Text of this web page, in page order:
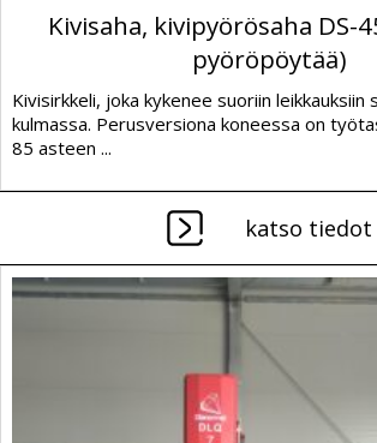
Kivisaha, kivipyörösaha DS-
pyöröpöytää)
Kivisirkkeli, joka kykenee suoriin leikkauksiin
kulmassa. Perusversiona koneessa on
85 asteen ...
katso tiedot